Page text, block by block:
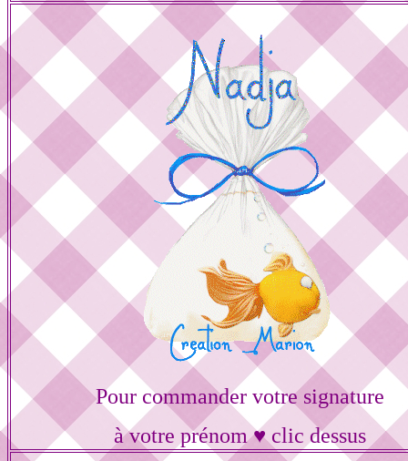
Pour commander votre signature
à votre prénom ♥ clic dessus